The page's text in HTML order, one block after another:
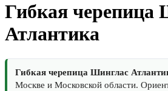
Гибкая черепица
Атлантика
Гибкая черепица Шинглас
Москве и Московской области.